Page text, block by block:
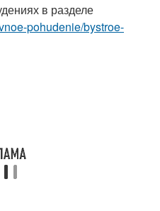
в разделе
pohudenie/bystroe-